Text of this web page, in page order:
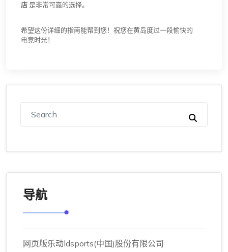
店是非常可靠的选择。
希望这份详细的指南能帮到您！祝您在黄岛度过一段愉快的
电竞时光！
导航
网页版乐动ldsports(中国)股份有限公司